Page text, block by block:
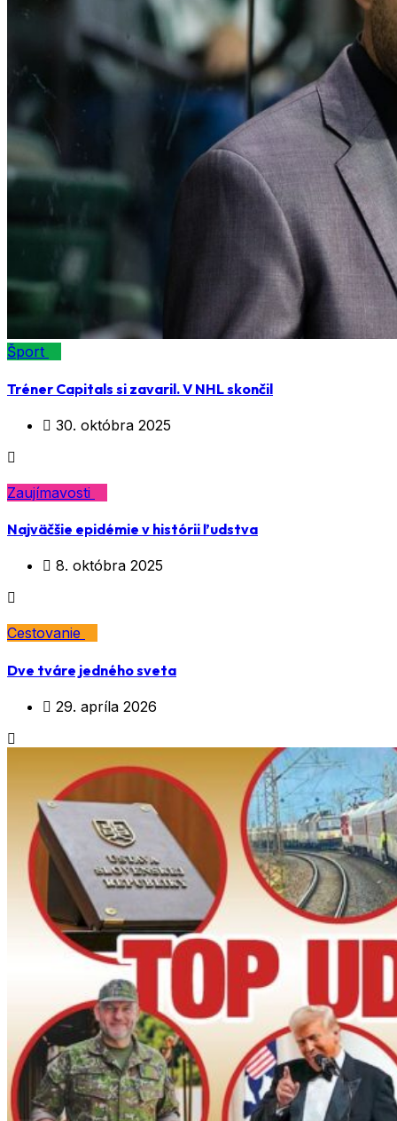
Šport
Tréner Capitals si zavaril. V NHL skončil
30. októbra 2025
Zaujímavosti
Najväčšie epidémie v histórii ľudstva
8. októbra 2025
Cestovanie
Dve tváre jedného sveta
29. apríla 2026